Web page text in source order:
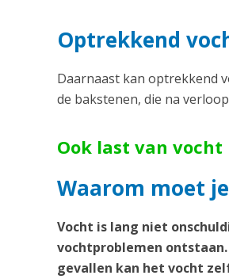
Optrekkend
Daarnaast kan optrekkend
de bakstenen, die na
Ook last van vocht
Waarom moet
Vocht is lang niet
vochtproblemen
gevallen kan het vocht